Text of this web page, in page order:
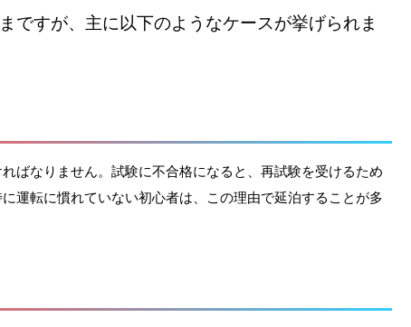
ですが、主に以下のようなケースが挙げられま
ばなりません。試験に不合格になると、再試験を受けるため
運転に慣れていない初心者は、この理由で延泊することが多